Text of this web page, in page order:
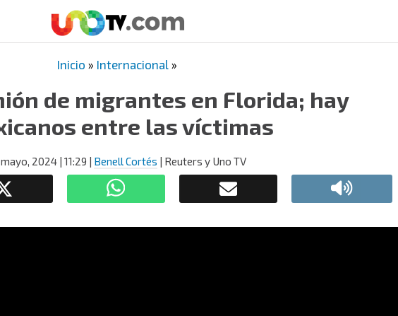
Inicio » Internacional »
de migrantes en Florida; hay
entre las víctimas
mayo, 2024 | 11:29 | Benell Cortés | Reuters y Uno TV